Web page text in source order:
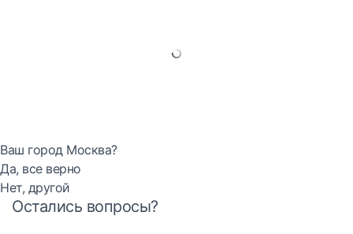
Ваш город Москва?
Да, все верно
Нет, другой
Остались вопросы?